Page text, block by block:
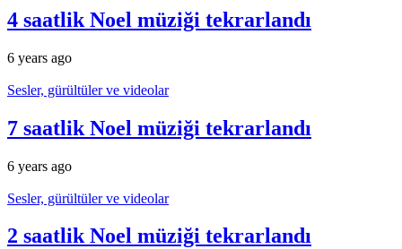
4 saatlik Noel müziği tekrarlandı
6 years ago
Sesler, gürültüler ve videolar
7 saatlik Noel müziği tekrarlandı
6 years ago
Sesler, gürültüler ve videolar
2 saatlik Noel müziği tekrarlandı